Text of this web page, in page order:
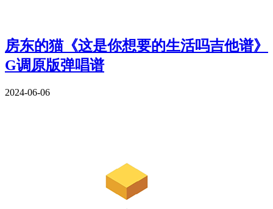
房东的猫《这是你想要的生活吗吉他谱》
G调原版弹唱谱
2024-06-06